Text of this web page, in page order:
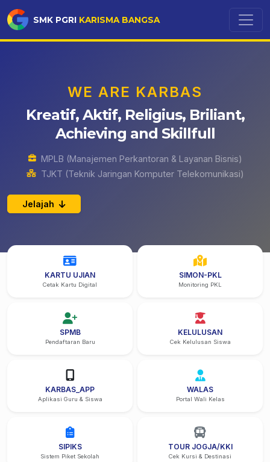
SMK PGRI KARISMA BANGSA
WE ARE KARBAS
Kreatif, Aktif, Religius, Briliant,
Achieving and Skillfull
MPLB (Manajemen Perkantoran & Layanan Bisnis)
TJKT (Teknik Jaringan Komputer Telekomunikasi)
Jelajah
KARTU UJIAN
Cetak Kartu Digital
SIMON-PKL
Monitoring PKL
SPMB
Pendaftaran Baru
KELULUSAN
Cek Kelulusan Siswa
KARBAS_APP
Aplikasi Guru & Siswa
WALAS
Portal Wali Kelas
SIPIKS
Sistem Piket Sekolah
TOUR JOGJA/KKI
Cek Kursi & Destinasi